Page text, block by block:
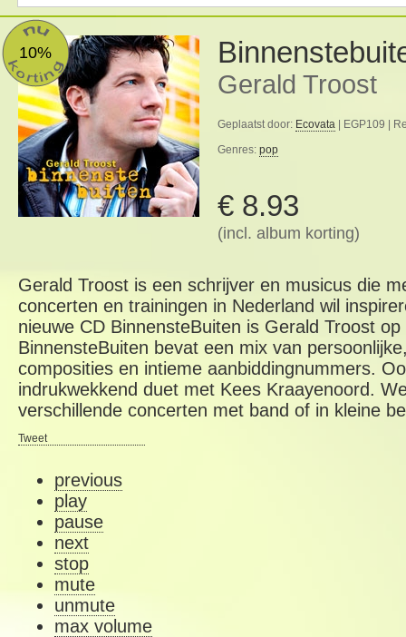
10%
Gerald Troost
Geplaatst door: Ecovata | EGP109 |
Genres: pop
€ 8.93
(incl. album korting)
Gerald Troost is een schrijver en musicus die
concerten en trainingen in Nederland wil
nieuwe CD BinnensteBuiten is Gerald Troost
BinnensteBuiten bevat een mix van
composities en intieme aanbiddingnummers.
indrukwekkend duet met Kees Kraayenoord.
verschillende concerten met band of in kleine
Tweet
previous
play
pause
next
stop
mute
unmute
max volume